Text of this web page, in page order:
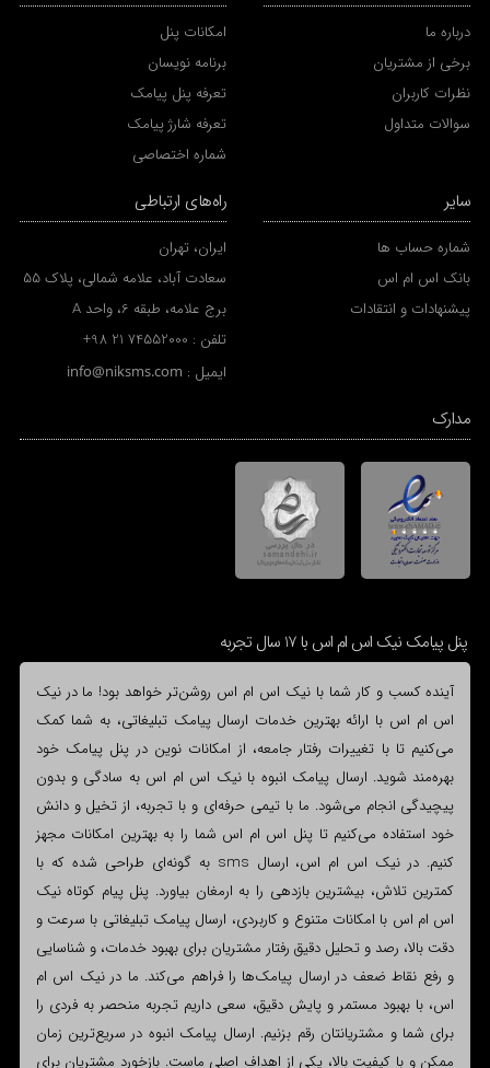
درباره ما
برخی از مشتریان
نظرات کاربران
سوالات متداول
امکانات پنل
برنامه نویسان
تعرفه پنل پیامک
تعرفه شارژ پیامک
شماره اختصاصی
سایر
شماره حساب ها
بانک اس ام اس
پیشنهادات و انتقادات
راه‌های ارتباطی
ایران، تهران
سعادت آباد، علامه شمالی، پلاک 55
برج علامه، طبقه 6، واحد A
تلفن : +98 21 74552000
ایمیل : info@niksms.com
مدارک
پنل پیامک نیک اس ام اس با 17 سال تجربه
آینده کسب و کار شما با نیک اس ام اس روشن‌تر خواهد بود! ما در نیک
اس ام اس با ارائه بهترین خدمات ارسال پیامک تبلیغاتی، به شما کمک
می‌کنیم تا با تغییرات رفتار جامعه، از امکانات نوین در پنل پیامک خود
بهره‌مند شوید. ارسال پیامک انبوه با نیک اس ام اس به سادگی و بدون
پیچیدگی انجام می‌شود. ما با تیمی حرفه‌ای و با تجربه، از تخیل و دانش
خود استفاده می‌کنیم تا پنل اس ام اس شما را به بهترین امکانات مجهز
کنیم. در نیک اس ام اس، ارسال sms به گونه‌ای طراحی شده که با
کمترین تلاش، بیشترین بازدهی را به ارمغان بیاورد. پنل پیام کوتاه نیک
اس ام اس با امکانات متنوع و کاربردی، ارسال پیامک تبلیغاتی با سرعت و
دقت بالا، رصد و تحلیل دقیق رفتار مشتریان برای بهبود خدمات، و شناسایی
و رفع نقاط ضعف در ارسال پیامک‌ها را فراهم می‌کند. ما در نیک اس ام
اس، با بهبود مستمر و پایش دقیق، سعی داریم تجربه منحصر به فردی را
برای شما و مشتریانتان رقم بزنیم. ارسال پیامک انبوه در سریع‌ترین زمان
ممکن و با کیفیت بالا، یکی از اهداف اصلی ماست. بازخورد مشتریان برای